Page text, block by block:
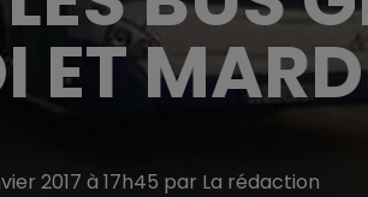
ET
2017 à 17h45 par La rédaction